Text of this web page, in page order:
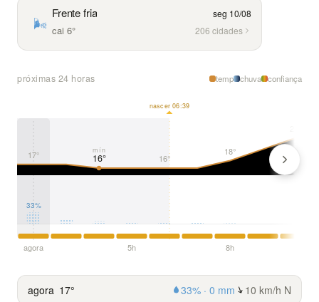
🌬️
Frente fria seg 10/08
cai 6° 206 cidades
próximas 24 horas temp chuva confiança
17° 16° 16°
18°
mín
33%
agora 5h 8h
nascer 06:39
agora 17° 33% · 0 mm 10 km/h N